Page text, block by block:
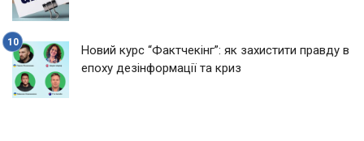
Новий курс “Фактчекінг”: як захистити правду в
епоху дезінформації та криз